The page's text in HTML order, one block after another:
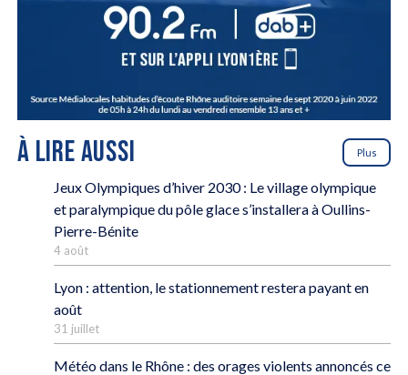
À LIRE AUSSI Plus
Jeux Olympiques d’hiver 2030 : Le village olympique
et paralympique du pôle glace s’installera à Oullins-
Pierre-Bénite
4 août
Lyon : attention, le stationnement restera payant en
août
31 juillet
Météo dans le Rhône : des orages violents annoncés ce